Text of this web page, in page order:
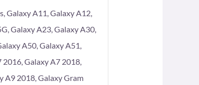
Galaxy A11, Galaxy A12,
Galaxy A23, Galaxy A30,
A50, Galaxy A51,
2016, Galaxy A7 2018,
A9 2018, Galaxy Gram